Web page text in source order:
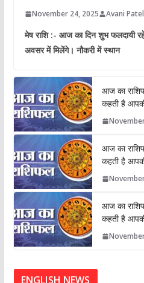
November 24, 2025 Avani Patel
मेष राशि :- आज का दिन शुभ फलदायी
अवसर में मिलेंगे। नौकरी में स्थान
आज का
कहती है
आज का
कहती है
आज का
कहती है
ENGLISH NEWS